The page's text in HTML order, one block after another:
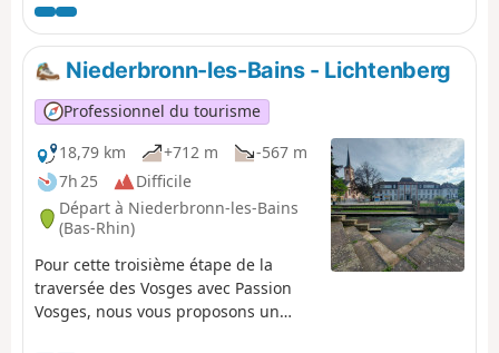
mises en œuvre à l’époque dans un environnement
hostile. C’est particulièrement le cas des châteaux semi-
troglodytiques des Vosges du Nord où l’on se demande à
chaque fois comment les parties de l’édifice tenaient aux
parois. Une question vertigineuse. Une étape racontée
par Franck Buchy dans Passion Vosges, le magazine des
DNA et de L'Alsace dédié à la randonnée. Tout le trajet se
fait en suivant le Rectangle Rouge, sauf indication
contraire.
Niederbronn-les-Bains - Lichtenberg
Professionnel du tourisme
18,79 km
+712 m
-567 m
7h 25
Difficile
Départ à Niederbronn-les-Bains
(Bas-Rhin)
Pour cette troisième étape de la
traversée des Vosges avec Passion
Vosges, nous vous proposons un